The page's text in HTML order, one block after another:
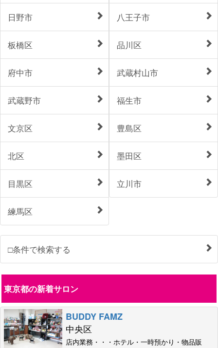
日野市
板橋区
府中市
武蔵野市
文京区
北区
目黒区
練馬区
八王子市
品川区
武蔵村山市
福生市
豊島区
墨田区
立川市
□条件で検索する
東京都の新着サロン
BUDDY FAMZ
中央区
店内業務・・・ホテル・一時預かり・物品販